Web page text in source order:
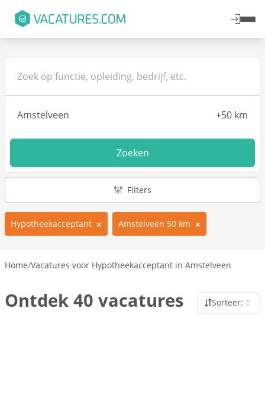
Zoeken
Filters
Hypotheekacceptant Amstelveen 50 km
Home/Vacatures voor Hypotheekacceptant in Amstelveen
Ontdek 40 vacatures Sorteer: